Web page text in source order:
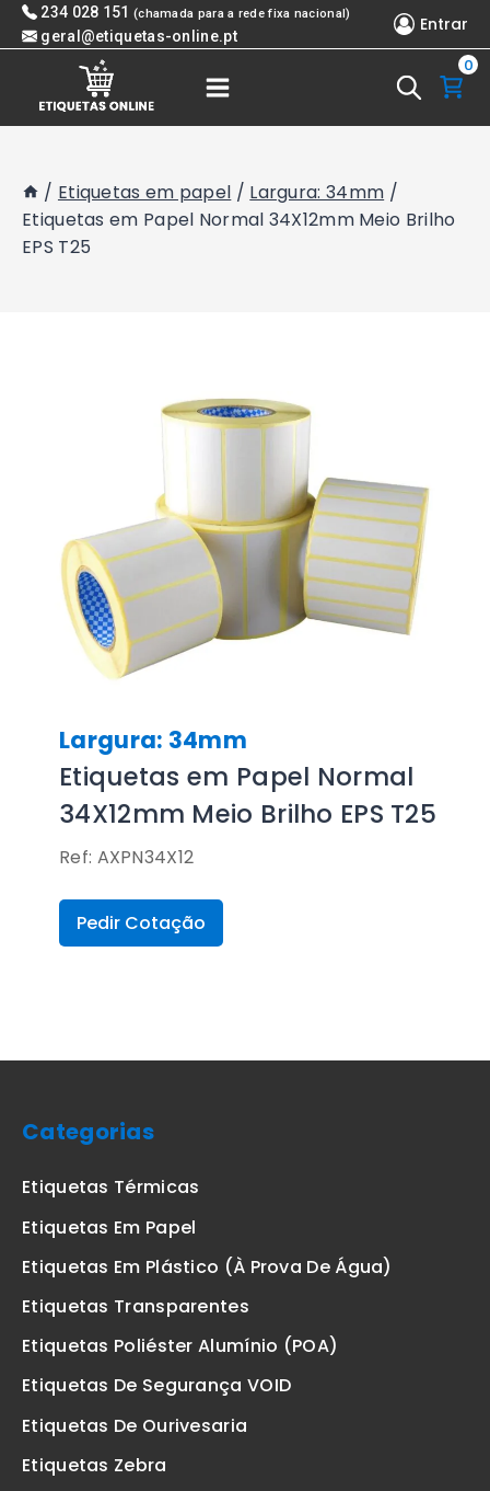
Skip 234 028 151 (chamada para a rede fixa nacional)
geral@etiquetas-online.pt
Entrar
0
/ Etiquetas em papel / Largura: 34mm /
Etiquetas em Papel Normal 34X12mm Meio Brilho
EPS T25
Largura: 34mm
Etiquetas em Papel Normal
34X12mm Meio Brilho EPS T25
Ref: AXPN34X12
Pedir Cotação
Categorias
Etiquetas Térmicas
Etiquetas Em Papel
Etiquetas Em Plástico (à Prova De Água)
Etiquetas Transparentes
Etiquetas Poliéster Alumínio (POA)
Etiquetas De Segurança VOID
Etiquetas De Ourivesaria
Etiquetas Zebra